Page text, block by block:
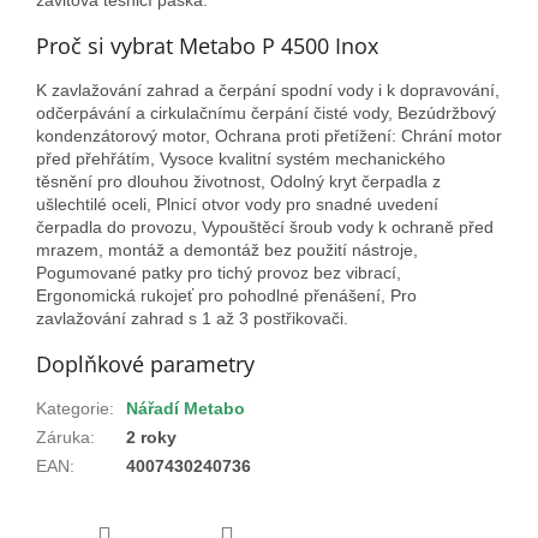
Proč si vybrat Metabo P 4500 Inox
K zavlažování zahrad a čerpání spodní vody i k dopravování,
odčerpávání a cirkulačnímu čerpání čisté vody, Bezúdržbový
kondenzátorový motor, Ochrana proti přetížení: Chrání motor
před přehřátím, Vysoce kvalitní systém mechanického
těsnění pro dlouhou životnost, Odolný kryt čerpadla z
ušlechtilé oceli, Plnicí otvor vody pro snadné uvedení
čerpadla do provozu, Vypouštěcí šroub vody k ochraně před
mrazem, montáž a demontáž bez použití nástroje,
Pogumované patky pro tichý provoz bez vibrací,
Ergonomická rukojeť pro pohodlné přenášení, Pro
zavlažování zahrad s 1 až 3 postřikovači.
Doplňkové parametry
Kategorie:
Nářadí Metabo
Záruka:
2 roky
EAN: 4007430240736